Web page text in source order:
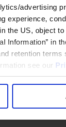
advertising
experience,
the US, object
Information” in
retention terms
see our